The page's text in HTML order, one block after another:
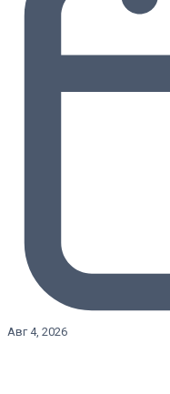
Авг 4, 2026